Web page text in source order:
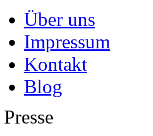
Über uns
Impressum
Kontakt
Blog
Presse